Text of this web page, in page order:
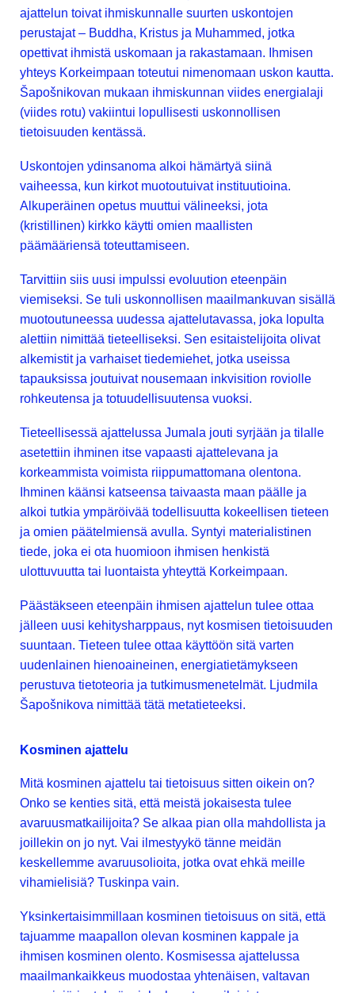
ajattelun toivat ihmiskunnalle suurten uskontojen
perustajat – Buddha, Kristus ja Muhammed, jotka
opettivat ihmistä uskomaan ja rakastamaan. Ihmisen
yhteys Korkeimpaan toteutui nimenomaan uskon kautta.
Šapošnikovan mukaan ihmiskunnan viides energialaji
(viides rotu) vakiintui lopullisesti uskonnollisen
tietoisuuden kentässä.
Uskontojen ydinsanoma alkoi hämärtyä siinä
vaiheessa, kun kirkot muotoutuivat instituutioina.
Alkuperäinen opetus muuttui välineeksi, jota
(kristillinen) kirkko käytti omien maallisten
päämääriensä toteuttamiseen.
Tarvittiin siis uusi impulssi evoluution eteenpäin
viemiseksi. Se tuli uskonnollisen maailmankuvan sisällä
muotoutuneessa uudessa ajattelutavassa, joka lopulta
alettiin nimittää tieteelliseksi. Sen esitaistelijoita olivat
alkemistit ja varhaiset tiedemiehet, jotka useissa
tapauksissa joutuivat nousemaan inkvisition roviolle
rohkeutensa ja totuudellisuutensa vuoksi.
Tieteellisessä ajattelussa Jumala jouti syrjään ja tilalle
asetettiin ihminen itse vapaasti ajattelevana ja
korkeammista voimista riippumattomana olentona.
Ihminen käänsi katseensa taivaasta maan päälle ja
alkoi tutkia ympäröivää todellisuutta kokeellisen tieteen
ja omien päätelmiensä avulla. Syntyi materialistinen
tiede, joka ei ota huomioon ihmisen henkistä
ulottuvuutta tai luontaista yhteyttä Korkeimpaan.
Päästäkseen eteenpäin ihmisen ajattelun tulee ottaa
jälleen uusi kehitysharppaus, nyt kosmisen tietoisuuden
suuntaan. Tieteen tulee ottaa käyttöön sitä varten
uudenlainen hienoaineinen, energiatietämykseen
perustuva tietoteoria ja tutkimusmenetelmät. Ljudmila
Šapošnikova nimittää tätä metatieteeksi.
Kosminen ajattelu
Mitä kosminen ajattelu tai tietoisuus sitten oikein on?
Onko se kenties sitä, että meistä jokaisesta tulee
avaruusmatkailijoita? Se alkaa pian olla mahdollista ja
joillekin on jo nyt. Vai ilmestyykö tänne meidän
keskellemme avaruusolioita, jotka ovat ehkä meille
vihamielisiä? Tuskinpa vain.
Yksinkertaisimmillaan kosminen tietoisuus on sitä, että
tajuamme maapallon olevan kosminen kappale ja
ihmisen kosminen olento. Kosmisessa ajattelussa
maailmankaikkeus muodostaa yhtenäisen, valtavan